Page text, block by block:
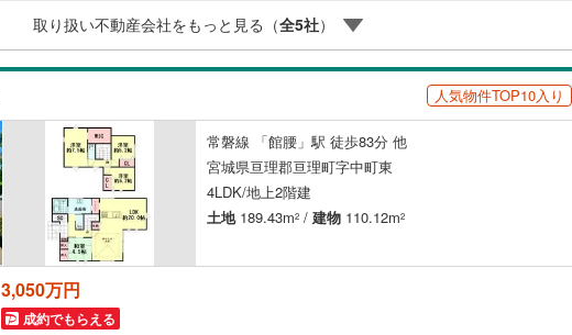
にお問い合わせください！
取り扱い不動産会社をもっと見る（全5社）
人気物件TOP10入り
常磐線 「館腰」駅 徒歩83分 他
宮城県亘理郡亘理町字中町東
4LDK/地上2階建
土地189.43m2 / 建物 110.12m2
3,050万円
成約でもらえる
オンライン対応とは？